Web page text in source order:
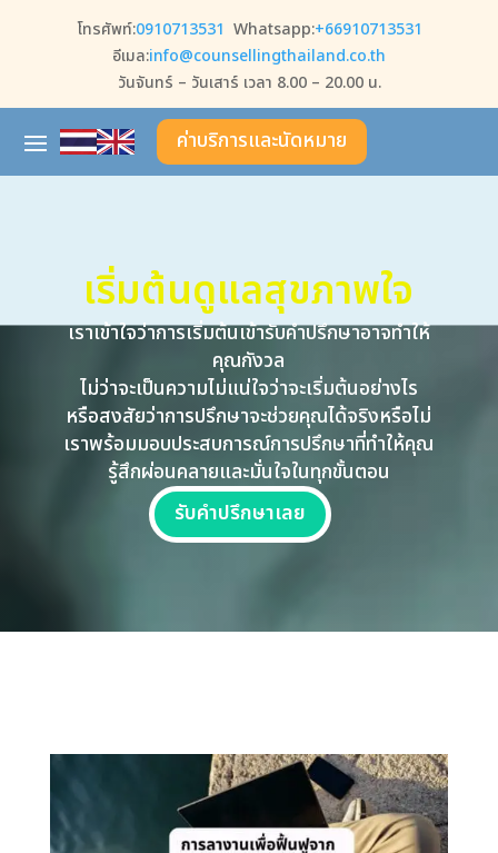
โทรศัพท์:0910713531 Whatsapp:+66910713531
อีเมล:info@counsellingthailand.co.th
วันจันทร์ – วันเสาร์ เวลา 8.00 – 20.00 น.
ค่าบริการและนัดหมาย
เริ่มต้นดูแลสุขภาพใจ
เราเข้าใจว่าการเริ่มต้นเข้ารับคำปรึกษาอาจทำให้
คุณกังวล
ไม่ว่าจะเป็นความไม่แน่ใจว่าจะเริ่มต้นอย่างไร
หรือสงสัยว่าการปรึกษาจะช่วยคุณได้จริงหรือไม่
เราพร้อมมอบประสบการณ์การปรึกษาที่ทำให้คุณ
รู้สึกผ่อนคลายและมั่นใจในทุกขั้นตอน
รับคำปรึกษาเลย